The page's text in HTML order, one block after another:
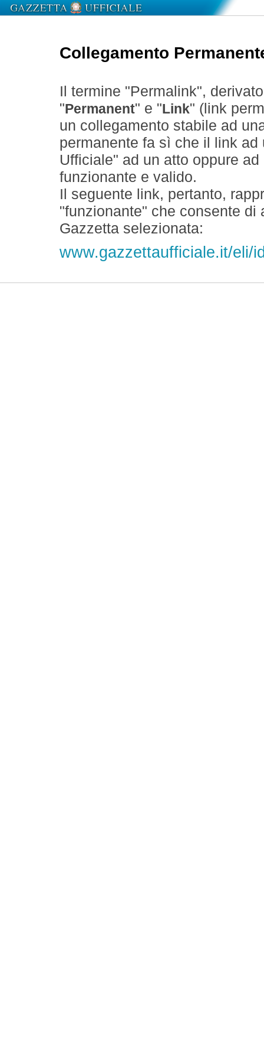
Collegamento
Il termine "Permalink",
" Permanent" e " Link" (link
un collegamento stabile ad
permanente fa sì che il link
Ufficiale" ad un atto oppure
funzionante e valido.
Il seguente link, pertanto,
"funzionante" che consente
Gazzetta selezionata:
www.gazzettaufficiale.it/eli/